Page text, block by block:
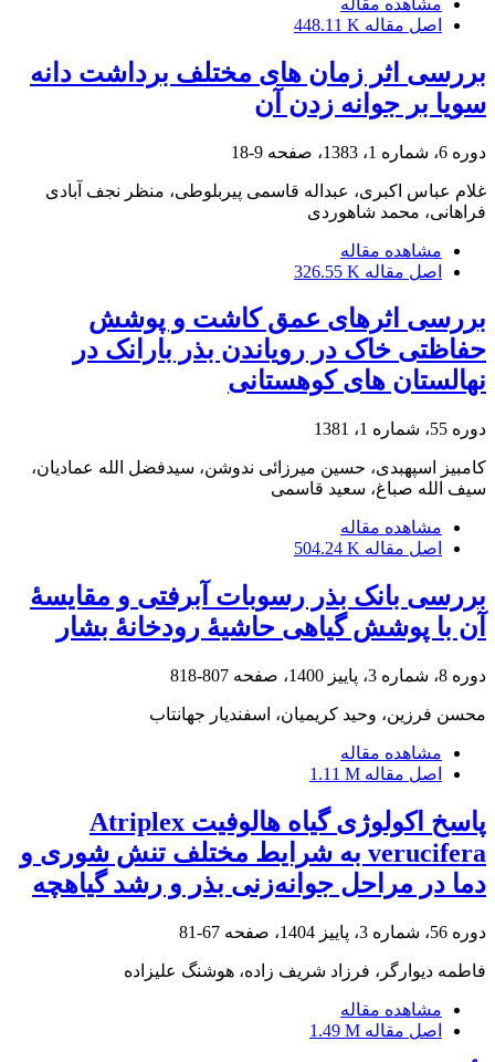
اصل مقاله 448.11 K
بررسی اثر زمان های مختلف برداشت دانه
سویا بر جوانه زدن آن
دوره 6، شماره 1، 1383، صفحه 9-18
غلام عباس اکبری، عبداله قاسمی پیربلوطى، منظر نجف آبادی
فراهانى، محمد شاهوردی
مشاهده مقاله
اصل مقاله 326.55 K
بررسی اثرهای عمق کاشت و پوشش
حفاظتی خاک در رویاندن بذر بارانک در
نهالستان های کوهستانی
دوره 55، شماره 1، 1381
کامبیز اسپهبدی، حسین میرزائی ندوشن، سیدفضل الله عمادیان،
سیف الله صباغ، سعید قاسمی
مشاهده مقاله
اصل مقاله 504.24 K
بررسی بانک بذر رسوبات آبرفتی و مقایسۀ
آن با پوشش گیاهی حاشیۀ‏ رودخانۀ بشار
دوره 8، شماره 3، پاییز 1400، صفحه 807-818
محسن فرزین، وحید کریمیان، اسفندیار جهانتاب
مشاهده مقاله
اصل مقاله 1.11 M
پاسخ‌ اکولوژی گیاه هالوفیت Atriplex
verucifera به شرایط مختلف تنش شوری و
دما در مراحل جوانه‌زنی بذر و رشد گیاهچه
دوره 56، شماره 3، پاییز 1404، صفحه 67-81
فاطمه دیوارگر، فرزاد شریف زاده، هوشنگ علیزاده
مشاهده مقاله
اصل مقاله 1.49 M